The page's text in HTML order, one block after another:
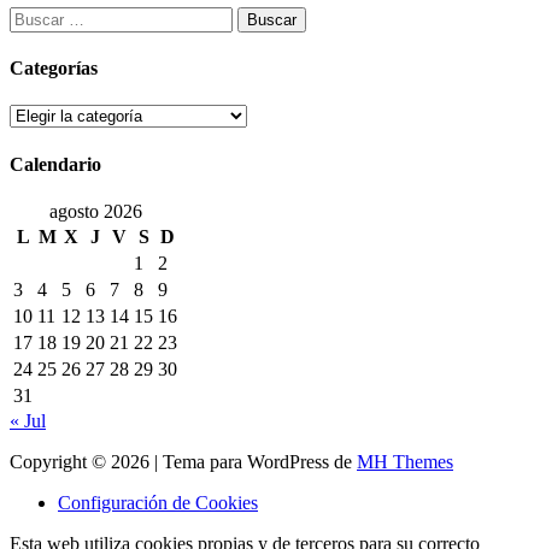
Buscar:
Categorías
Categorías
Calendario
agosto 2026
L M X J V S D
1
2
3
4 5 6 7 8
9
10 11 12 13 14 15 16
17 18 19 20 21 22 23
24 25 26 27 28 29 30
31
« Jul
Copyright © 2026 | Tema para WordPress de MH Themes
Configuración de Cookies
Esta web utiliza cookies propias y de terceros para su correcto